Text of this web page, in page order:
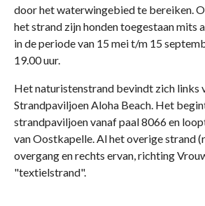
door het waterwingebied te bereiken.
het strand zijn honden toegestaan mits
in de periode van 15 mei t/m 15
19.00 uur.
Het naturistenstrand bevindt zich links
Strandpaviljoen Aloha Beach. Het
strandpaviljoen vanaf paal 8066 en
van Oostkapelle. Al het overige strand
overgang en rechts ervan, richting
"textielstrand".